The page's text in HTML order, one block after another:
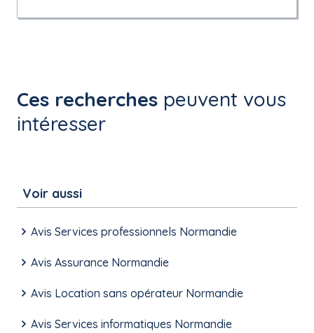
Ces recherches peuvent vous
intéresser
Voir aussi
Avis Services professionnels Normandie
Avis Assurance Normandie
Avis Location sans opérateur Normandie
Avis Services informatiques Normandie